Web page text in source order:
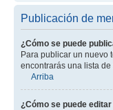
Publicación de
¿Cómo se puede
Para publicar un nuevo
encontrarás una lista
Arriba
¿Cómo se puede